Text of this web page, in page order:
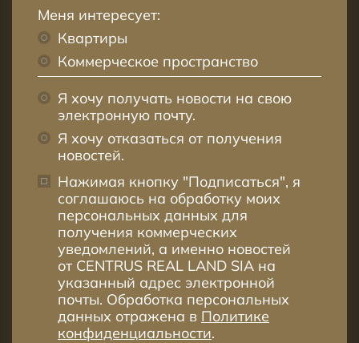
Меня интересует:
Квартиры
Коммерческое пространство
Я хочу получать новости на свою
электронную почту.
Я хочу отказаться от получения
новостей.
Нажимая кнопку "Подписаться", я
соглашаюсь на обработку моих
персональных данных для
получения коммерческих
уведомлений, а именно новостей
от CENTRUS REAL LAND SIA на
указанный адрес электронной
почты. Обработка персональных
данных отражена в Политике
конфиденциальности.